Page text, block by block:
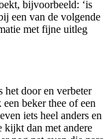
bijvoorbeeld: ‘is
een van de volgende
met fijne uitleg
het door en verbeter
beker thee of een
iets heel anders en
kijkt dan met andere